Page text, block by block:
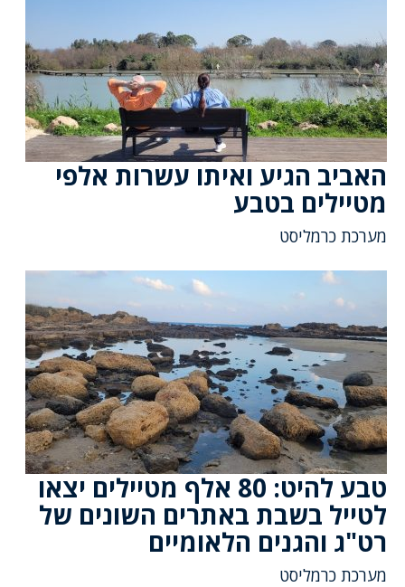
האביב הגיע ואיתו עשרות אלפי
מטיילים בטבע
מערכת כרמליסט
טבע להיט: 80 אלף מטיילים יצאו
לטייל בשבת באתרים השונים של
רט"ג והגנים הלאומיים
מערכת כרמליסט